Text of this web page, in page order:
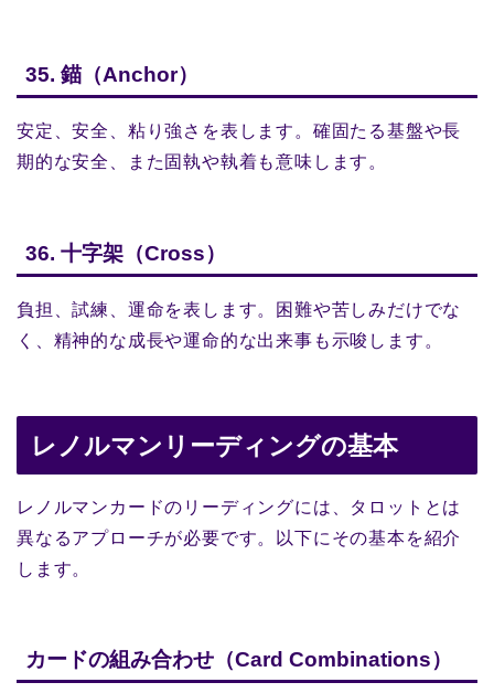
35. 錨（Anchor）
安定、安全、粘り強さを表します。確固たる基盤や長
期的な安全、また固執や執着も意味します。
36. 十字架（Cross）
負担、試練、運命を表します。困難や苦しみだけでな
く、精神的な成長や運命的な出来事も示唆します。
レノルマンリーディングの基本
レノルマンカードのリーディングには、タロットとは
異なるアプローチが必要です。以下にその基本を紹介
します。
カードの組み合わせ（Card Combinations）